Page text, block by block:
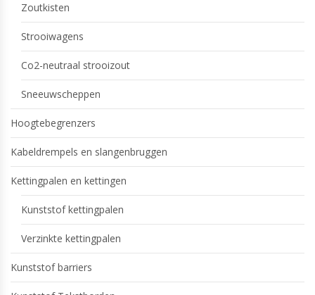
Zoutkisten
Strooiwagens
Co2-neutraal strooizout
Sneeuwscheppen
Hoogtebegrenzers
Kabeldrempels en slangenbruggen
Kettingpalen en kettingen
Kunststof kettingpalen
Verzinkte kettingpalen
Kunststof barriers